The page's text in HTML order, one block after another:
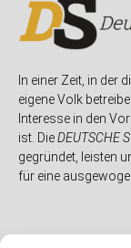
In einer Zeit, in der
eigene Volk
Interesse in den
ist. DieDEUTSCHE
gegründet, leisten
für eine